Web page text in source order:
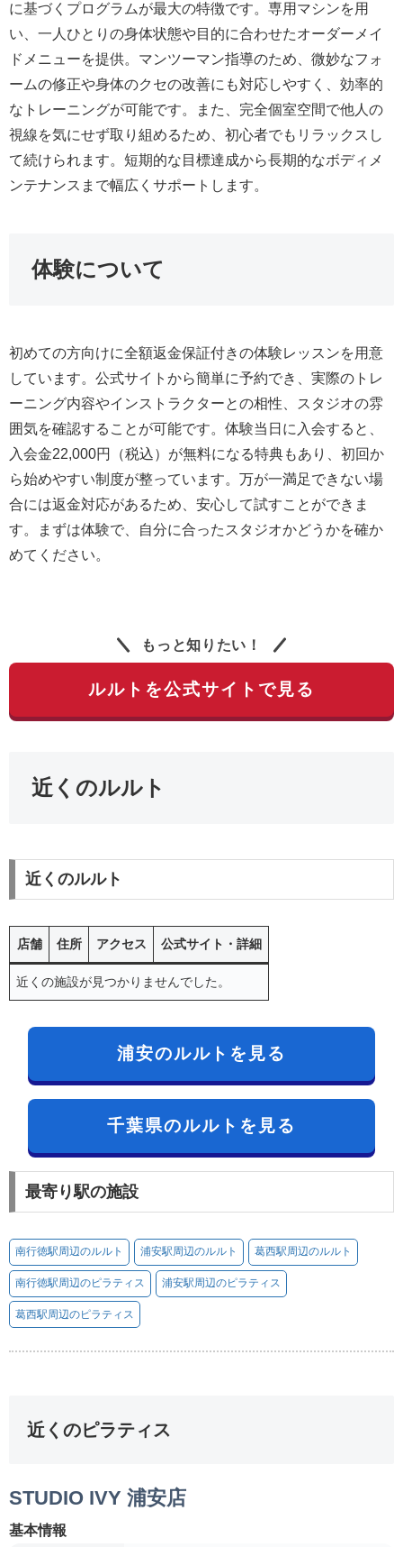
に基づくプログラムが最大の特徴です。専用マシンを用
い、一人ひとりの身体状態や目的に合わせたオーダーメイ
ドメニューを提供。マンツーマン指導のため、微妙なフォ
ームの修正や身体のクセの改善にも対応しやすく、効率的
なトレーニングが可能です。また、完全個室空間で他人の
視線を気にせず取り組めるため、初心者でもリラックスし
て続けられます。短期的な目標達成から長期的なボディメ
ンテナンスまで幅広くサポートします。
体験について
初めての方向けに全額返金保証付きの体験レッスンを用意
しています。公式サイトから簡単に予約でき、実際のトレ
ーニング内容やインストラクターとの相性、スタジオの雰
囲気を確認することが可能です。体験当日に入会すると、
入会金22,000円（税込）が無料になる特典もあり、初回か
ら始めやすい制度が整っています。万が一満足できない場
合には返金対応があるため、安心して試すことができま
す。まずは体験で、自分に合ったスタジオかどうかを確か
めてください。
もっと知りたい！
ルルトを公式サイトで見る
近くのルルト
近くのルルト
店舗 住所 アクセス 公式サイト・詳細
近くの施設が見つかりませんでした。
浦安のルルトを見る
千葉県のルルトを見る
最寄り駅の施設
南行徳駅周辺のルルト 浦安駅周辺のルルト 葛西駅周辺のルルト
南行徳駅周辺のピラティス 浦安駅周辺のピラティス
葛西駅周辺のピラティス
近くのピラティス
STUDIO IVY 浦安店
基本情報